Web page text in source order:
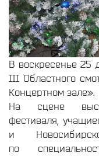
В воскресенье 25
III Областного
Концертном зале».
На сцене
фестиваля,
и
по